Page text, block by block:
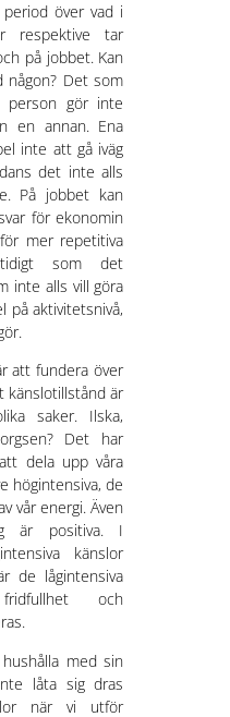
över vad i
respektive tar
på jobbet. Kan
någon? Det som
person gör inte
en annan. Ena
inte att gå iväg
det inte alls
På jobbet kan
för ekonomin
mer repetitiva
som det
inte alls vill göra
på aktivitetsnivå,
att fundera över
känslotillstånd är
saker. Ilska,
Det har
dela upp våra
högintensiva, de
vår energi. Även
är positiva. I
känslor
de lågintensiva
och
med sin
låta sig dras
när vi utför